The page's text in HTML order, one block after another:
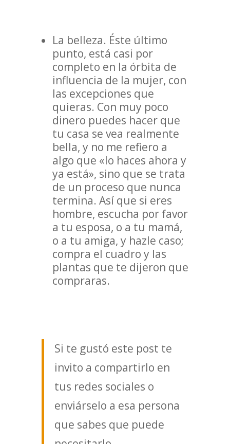
La belleza. Éste último
punto, está casi por
completo en la órbita de
influencia de la mujer, con
las excepciones que
quieras. Con muy poco
dinero puedes hacer que
tu casa se vea realmente
bella, y no me refiero a
algo que «lo haces ahora y
ya está», sino que se trata
de un proceso que nunca
termina. Así que si eres
hombre, escucha por favor
a tu esposa, o a tu mamá,
o a tu amiga, y hazle caso;
compra el cuadro y las
plantas que te dijeron que
compraras.
Si te gustó este post te
invito a compartirlo en
tus redes sociales o
enviárselo a esa persona
que sabes que puede